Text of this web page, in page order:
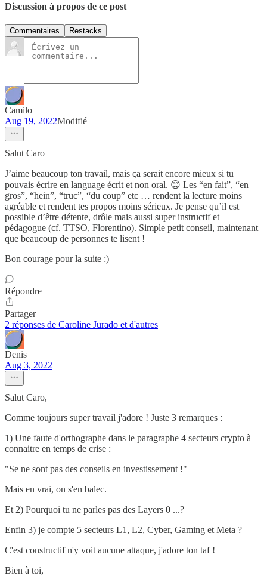
Discussion à propos de ce post
Commentaires Restacks
Camilo
Aug 19, 2022Modifié
Salut Caro
J’aime beaucoup ton travail, mais ça serait encore mieux si tu
pouvais écrire en language écrit et non oral. 😊 Les “en fait”, “en
gros”, “hein”, “truc”, “du coup” etc … rendent la lecture moins
agréable et rendent tes propos moins sérieux. Je pense qu’il est
possible d’être détente, drôle mais aussi super instructif et
pédagogue (cf. TTSO, Florentino). Simple petit conseil, maintenant
que beaucoup de personnes te lisent !
Bon courage pour la suite :)
Répondre
Partager
2 réponses de Caroline Jurado et d'autres
Denis
Aug 3, 2022
Salut Caro,
Comme toujours super travail j'adore ! Juste 3 remarques :
1) Une faute d'orthographe dans le paragraphe 4 secteurs crypto à
connaitre en temps de crise :
"Se ne sont pas des conseils en investissement !"
Mais en vrai, on s'en balec.
Et 2) Pourquoi tu ne parles pas des Layers 0 ...?
Enfin 3) je compte 5 secteurs L1, L2, Cyber, Gaming et Meta ?
C'est constructif n'y voit aucune attaque, j'adore ton taf !
Bien à toi,